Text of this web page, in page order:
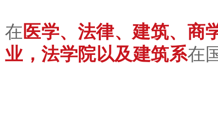
在医学、法律、建筑、商
业，法学院以及建筑系在